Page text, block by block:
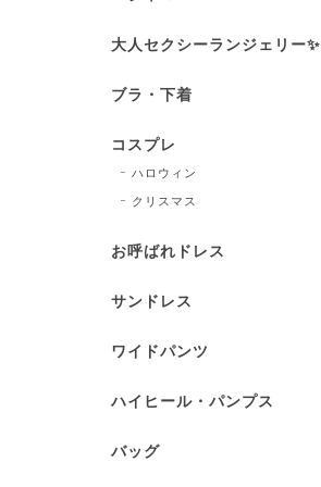
大人セクシーランジェリー✨
ブラ・下着
コスプレ
ハロウィン
クリスマス
お呼ばれドレス
サンドレス
ワイドパンツ
ハイヒール・パンプス
バッグ